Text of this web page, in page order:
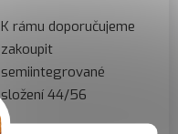
K rámu doporučujeme
zakoupit
semiintegrované
složení 44/56